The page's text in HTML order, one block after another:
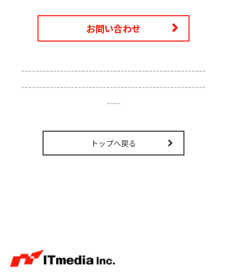
お問い合わせ
----------------------------------------------------
----------------------------------------------------
----
トップへ戻る